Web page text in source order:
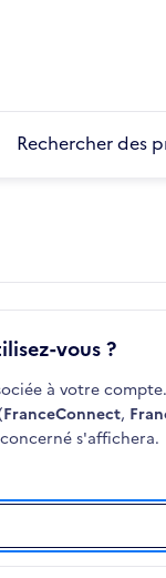
Rechercher des
vous ?
à votre
FranceConnect,
s'affichera.